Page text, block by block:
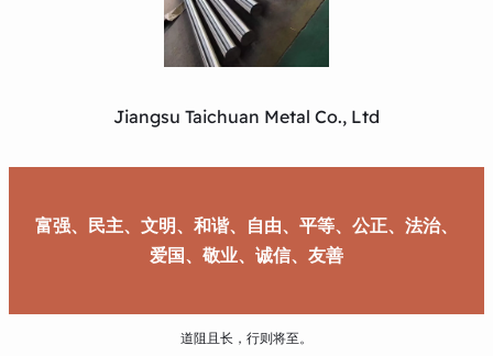
Jiangsu Taichuan Metal Co., Ltd
富强、民主、文明、和谐、自由、平等、公正、法治、
爱国、敬业、诚信、友善
道阻且长，行则将至。